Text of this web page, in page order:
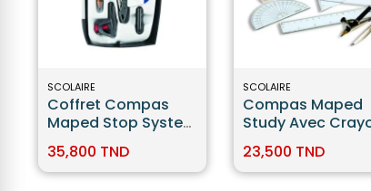
SCOLAIRE
Coffret Compas
Maped Stop System
35,800 TND
SCOLAIRE
Compas Maped
Study Avec
23,500 TND